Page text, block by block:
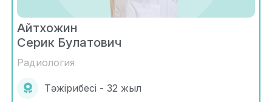
Айтхожин
Серик Булатович
Радиология
Тәжірибесі - 32 жыл